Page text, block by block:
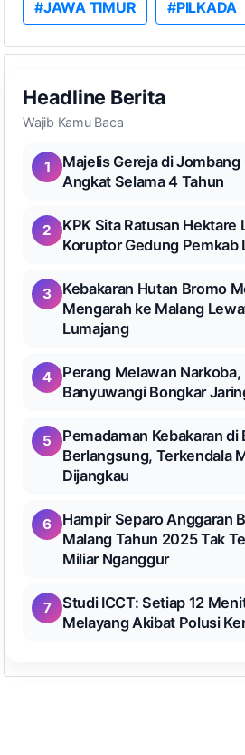
#JAWA TIMUR #PILKADA
Headline Berita
Wajib Kamu Baca
1
Majelis Gereja di Jombang
Angkat Selama 4 Tahun
2
KPK Sita Ratusan Hektare
Koruptor Gedung Pemkab
3
Kebakaran Hutan Bromo
Mengarah ke Malang
Lumajang
4
Perang Melawan Narkoba,
Banyuwangi Bongkar
5
Pemadaman Kebakaran di
Berlangsung, Terkendala
Dijangkau
6
Hampir Separo Anggaran
Malang Tahun 2025 Tak
Miliar Nganggur
7
Studi ICCT: Setiap 12
Melayang Akibat Polusi